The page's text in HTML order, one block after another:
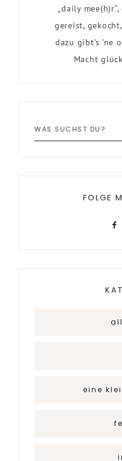
„daily
gereist,
dazu gibt’s ’ne
Macht
FOLGE
eine